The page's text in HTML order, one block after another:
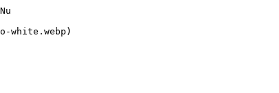
poortugaal) [

 Schilders in Rotterdam-Albrandswaard

 0 schilders

    ](https://schilder-nu.nl/rotterdam-albrandswaard) [

 Schilders in Spijkenisse

 11 schilders

    ](https://schilder-nu.nl/spijkenisse) [

 Schilders in De Lier

 0 schilders

    ](https://schilder-nu.nl/de-lier)